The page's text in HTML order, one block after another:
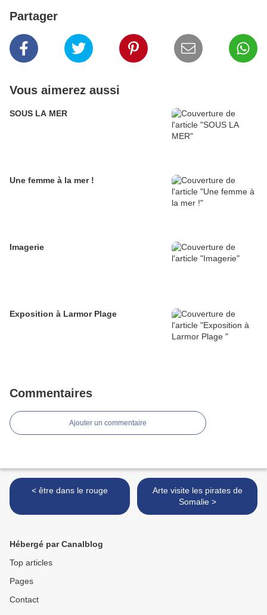
Partager
Vous aimerez aussi
SOUS LA MER
Une femme à la mer !
Imagerie
Exposition à Larmor Plage
Commentaires
Ajouter un commentaire
< être dans le rouge
Arte visite les pirates de
Somalie >
Hébergé par Canalblog
Top articles
Pages
Contact